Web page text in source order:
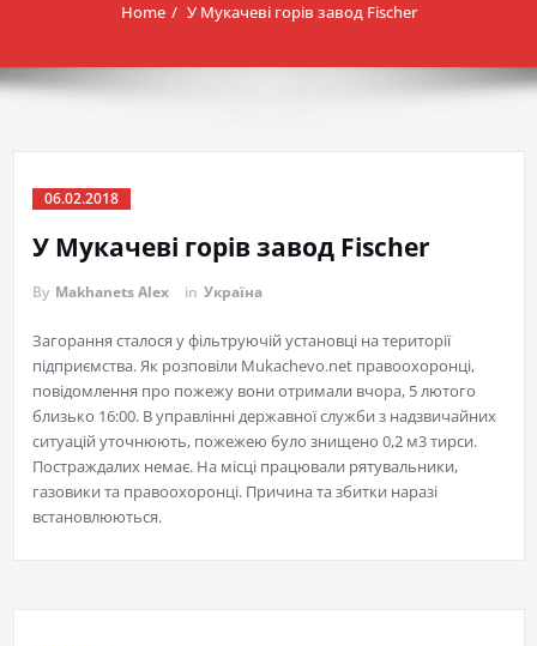
Home У Мукачеві горів завод Fischer
06.02.2018
У Мукачеві горів завод Fischer
By Makhanets Alex in Україна
Загорання сталося у фільтруючій установці на території
підприємства. Як розповіли Мukachevo.net правоохоронці,
повідомлення про пожежу вони отримали вчора, 5 лютого
близько 16:00. В управлінні державної служби з надзвичайних
ситуацій уточнюють, пожежею було знищено 0,2 м3 тирси.
Постраждалих немає. На місці працювали рятувальники,
газовики та правоохоронці. Причина та збитки наразі
встановлюються.